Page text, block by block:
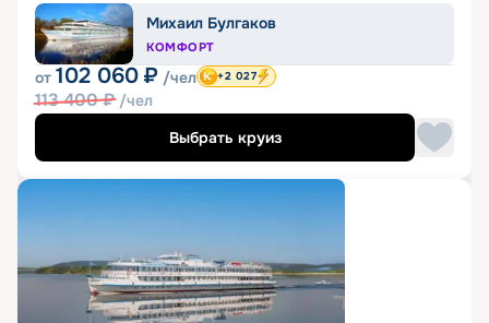
Михаил Булгаков
КОМФОРТ
от 102 060 ₽ /чел
113 400₽ /чел
+2 027
Выбрать круиз